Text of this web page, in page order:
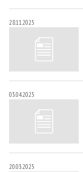
28.11.2025
03.04.2025
20.03.2025